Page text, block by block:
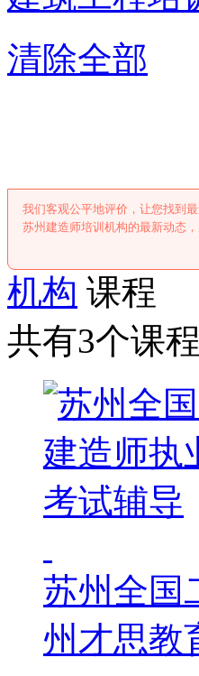
清除全部
我们客观公平地评价，让您找到
苏州建造师培训机构的最新动态
机构 课程
共有3个课
苏州全国
州才思教